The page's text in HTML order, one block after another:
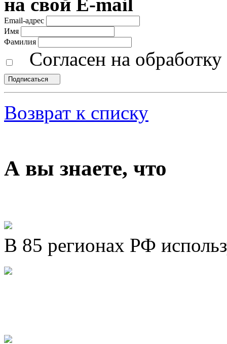
Email-адрес
Имя
Фамилия
Согласен на
Подписаться
Возврат к списку
А вы знаете, что
В 85 регионах РФ